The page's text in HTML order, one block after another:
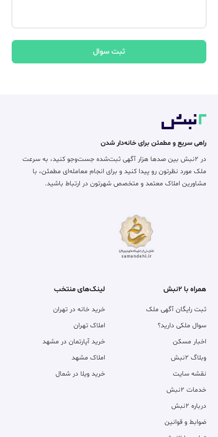
ثبت سوال
راهی سریع و مطمئن برای خانه‌دار شدن
در ۲نبش بین صدها هزار آگهی ثبت‌شده جست‌وجو کنید، به سرعت
ملک مورد نظرتون رو پیدا کنید و برای انجام معامله‌ای مطمئن، با
مشاورین املاک معتمد و متخصص شهرتون در ارتباط باشید.
همراه با ۲نبش
ثبت رایگان آگهی ملک
سوال ملکی دارید؟
اخبار مسکن
وبلاگ ۲نبش
نقشه سایت
خدمات ۲نبش
درباره ۲نبش
ضوابط و قوانین
لینک‌های منتخب
خرید خانه در تهران
املاک تهران
خرید آپارتمان در مشهد
املاک مشهد
خرید ویلا در شمال